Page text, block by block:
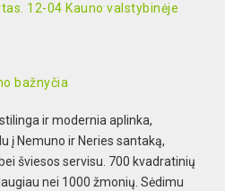
12-04 Kauno valstybinėje
bažnyčia
ir modernia aplinka,
į Nemuno ir Neries santaką,
šviesos servisu. 700 kvadratinių
nei 1000 žmonių. Sėdimu